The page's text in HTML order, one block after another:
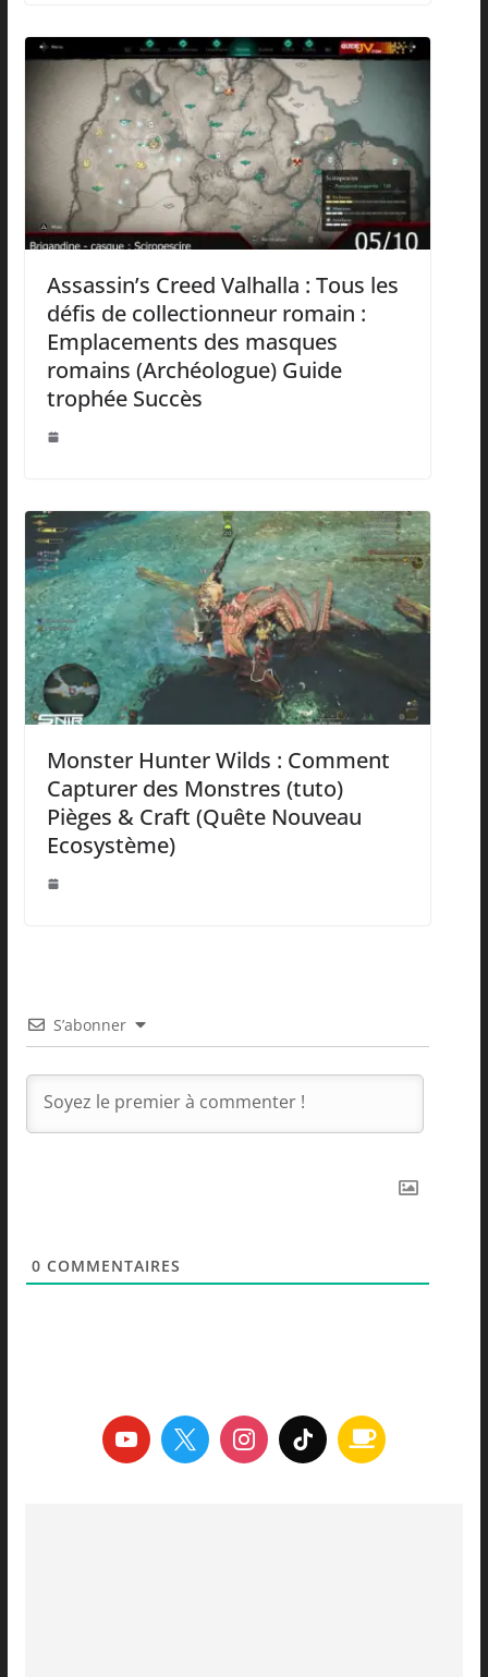
Assassin’s Creed Valhalla : Tous les
défis de collectionneur romain :
Emplacements des masques
romains (Archéologue) Guide
trophée Succès
Monster Hunter Wilds : Comment
Capturer des Monstres (tuto)
Pièges & Craft (Quête Nouveau
Ecosystème)
S’abonner
0 COMMENTAIRES